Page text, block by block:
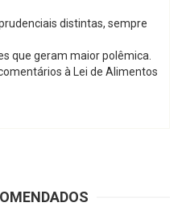
distintas, sempre
que geram maior polêmica.
à Lei de Alimentos